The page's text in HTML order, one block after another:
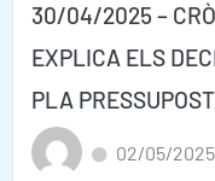
30/04/2025 –
EXPLICA ELS
PLA
02/05/2025